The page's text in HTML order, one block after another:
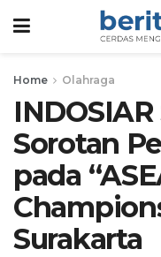
Home Olahraga
Sorotan
pada
Surakarta